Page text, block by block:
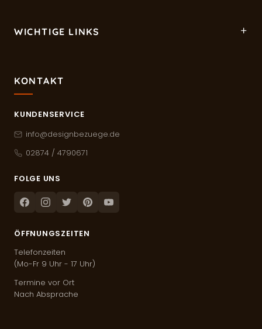
WICHTIGE LINKS
KONTAKT
KUNDENSERVICE
info@designbezuege.de
02874 / 4790671
FOLGE UNS
FacebookInstagram
TwitterPinterestYoutube
ÖFFNUNGSZEITEN
Telefonzeiten
(Mo-Fr 9 Uhr - 17 Uhr)
Termine vor Ort
Nach Absprache